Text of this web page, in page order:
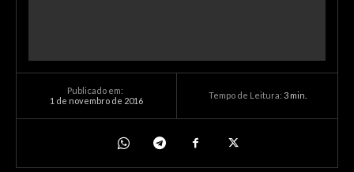
Publicado em:
1 de novembro de 2016
Tempo de Leitura: 3min.